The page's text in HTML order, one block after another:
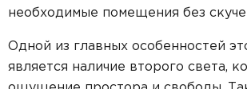
необходимые помещения без
Одной из главных особенностей
является наличие второго света,